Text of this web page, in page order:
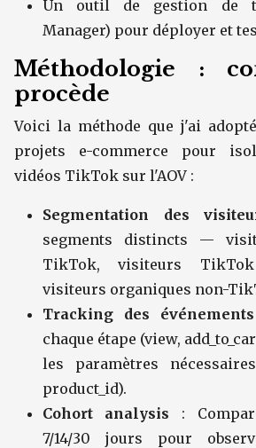
Un outil de gestion de
Manager) pour déployer et
Méthodologie :
procède
Voici la méthode que j'ai
projets e-commerce pour
vidéos TikTok sur l'AOV :
Segmentation des
segments distincts —
TikTok, visiteurs
visiteurs organiques non-
Tracking des événements
chaque étape (view,
les paramètres
product_id).
Cohort analysis :
7/14/30 jours pour